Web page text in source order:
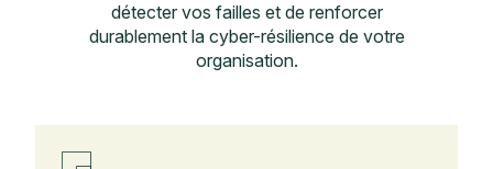
détecter vos failles et de renforcer
durablement la cyber-résilience de votre
organisation.